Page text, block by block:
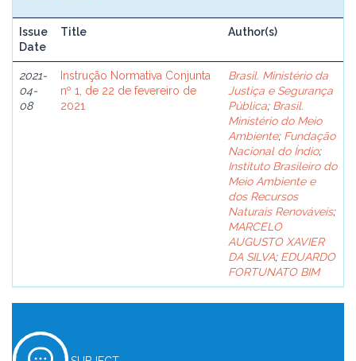
Issue
Date
Title Author(s)
2021-
04-
08
Instrução Normativa Conjunta
nº 1, de 22 de fevereiro de
2021
Brasil. Ministério da
Justiça e Segurança
Pública; Brasil.
Ministério do Meio
Ambiente; Fundação
Nacional do Índio;
Instituto Brasileiro do
Meio Ambiente e
dos Recursos
Naturais Renováveis;
MARCELO
AUGUSTO XAVIER
DA SILVA; EDUARDO
FORTUNATO BIM